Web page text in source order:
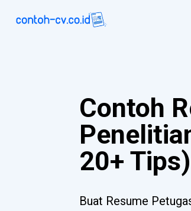
Contoh
20+ Tips)
Buat Resume